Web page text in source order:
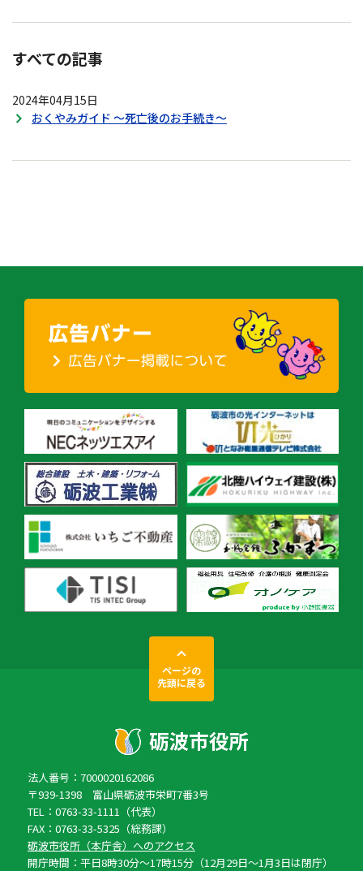
すべての記事
2024年04月15日
おくやみガイド ～死亡後のお手続き～
ページの
先頭に戻る
法人番号：7000020162086
〒939-1398 富山県砺波市栄町7番3号
TEL：0763-33-1111（代表）
FAX：0763-33-5325（総務課）
砺波市役所（本庁舎）へのアクセス
開庁時間：平日8時30分〜17時15分（12月29日〜1月3日は閉庁）